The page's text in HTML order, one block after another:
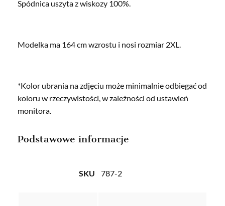
Spódnica uszyta z wiskozy 100%.
Modelka ma 164 cm wzrostu i nosi rozmiar 2XL.
*Kolor ubrania na zdjęciu może minimalnie odbiegać od
koloru w rzeczywistości, w zależności od ustawień
monitora.
Podstawowe informacje
SKU 787-2